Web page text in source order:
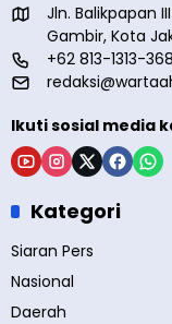
Jln. Balikpapan
Gambir, Kota
+62 813-1313-
Ikuti sosial media
Kategori
Siaran Pers
Nasional
Daerah